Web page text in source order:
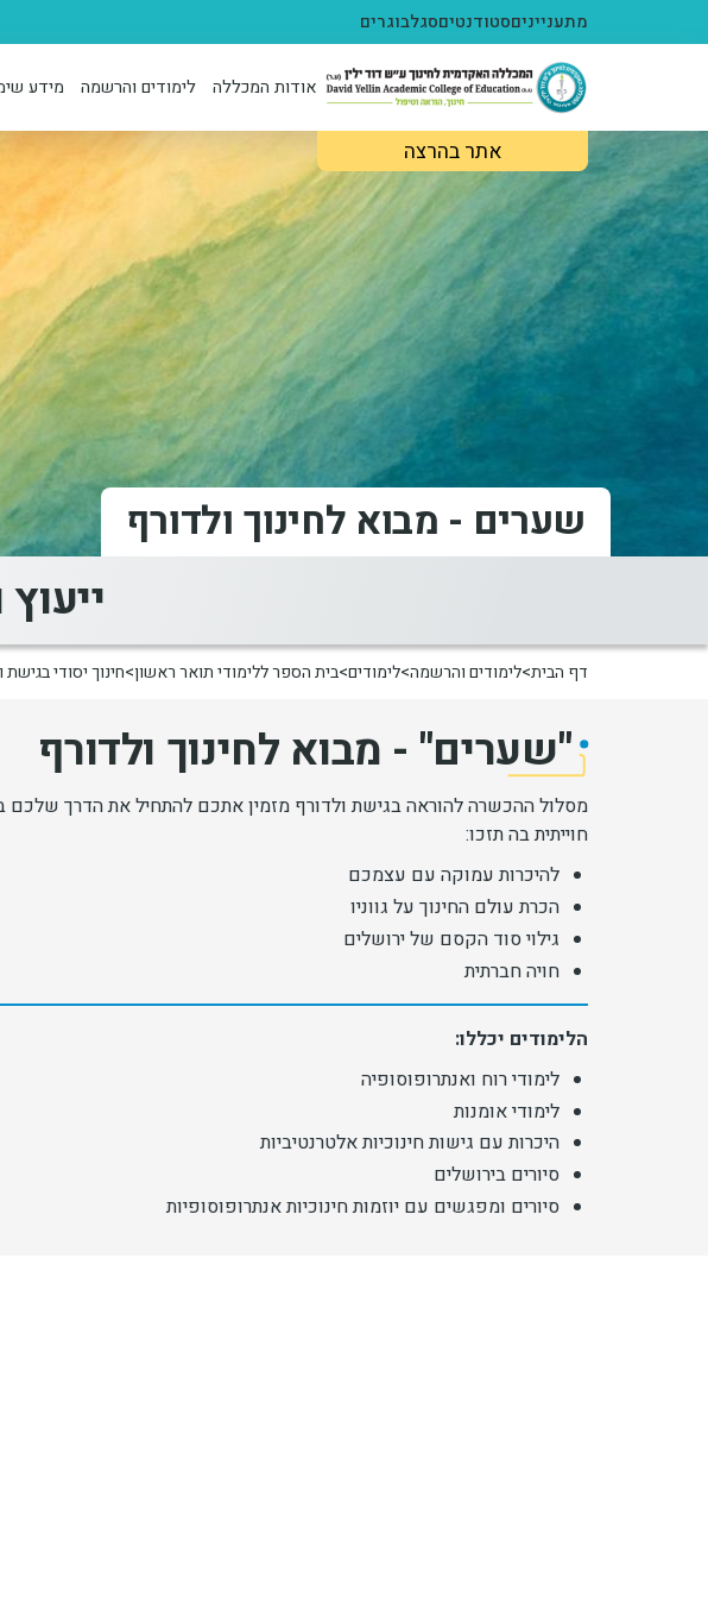
דילוג לתוכן העיקרימתענייניםסטודנטיםסגלבוגרים
אודות המכללה לימודים והרשמה מידע
אתר בהרצה
שערים - מבוא לחינוך ולדורף
דף הבית לימודים והרשמה לימודים בית הספר ללימודי תואר ראשון חינוך יסודי בגישת
"שערים" - מבוא לחינוך ולדורף
מסלול ההכשרה להוראה בגישת ולדורף מזמין אתכם להתחיל את הדרך
חוייתית בה תזכו:
להיכרות עמוקה עם עצמכם
הכרת עולם החינוך על גווניו
גילוי סוד הקסם של ירושלים
חויה חברתית
הלימודים יכללו:
לימודי רוח ואנתרופוסופיה
לימודי אומנות
היכרות עם גישות חינוכיות אלטרנטיביות
סיורים בירושלים
סיורים ומפגשים עם יוזמות חינוכיות אנתרופוסופיות